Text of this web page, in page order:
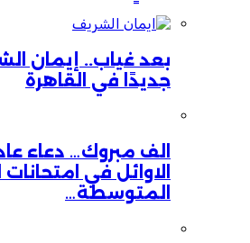
بعد غياب.. إيمان
جديدًا في القاهرة
الف مبروك… دعاء
الاوائل في
المتوسطة…